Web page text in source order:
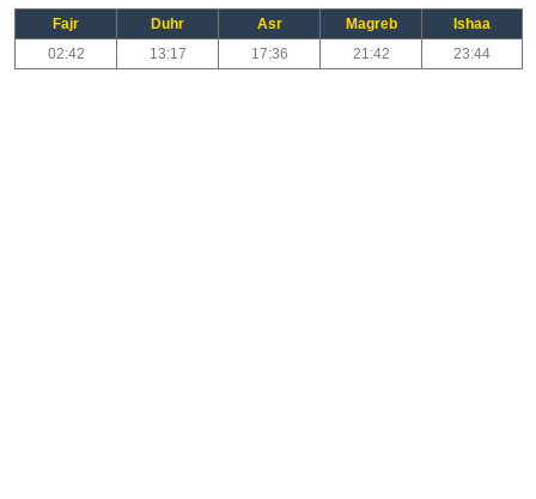
Fajr Duhr Asr Magreb
Ishaa
02:42
13:17 17:36 21:42 23:44